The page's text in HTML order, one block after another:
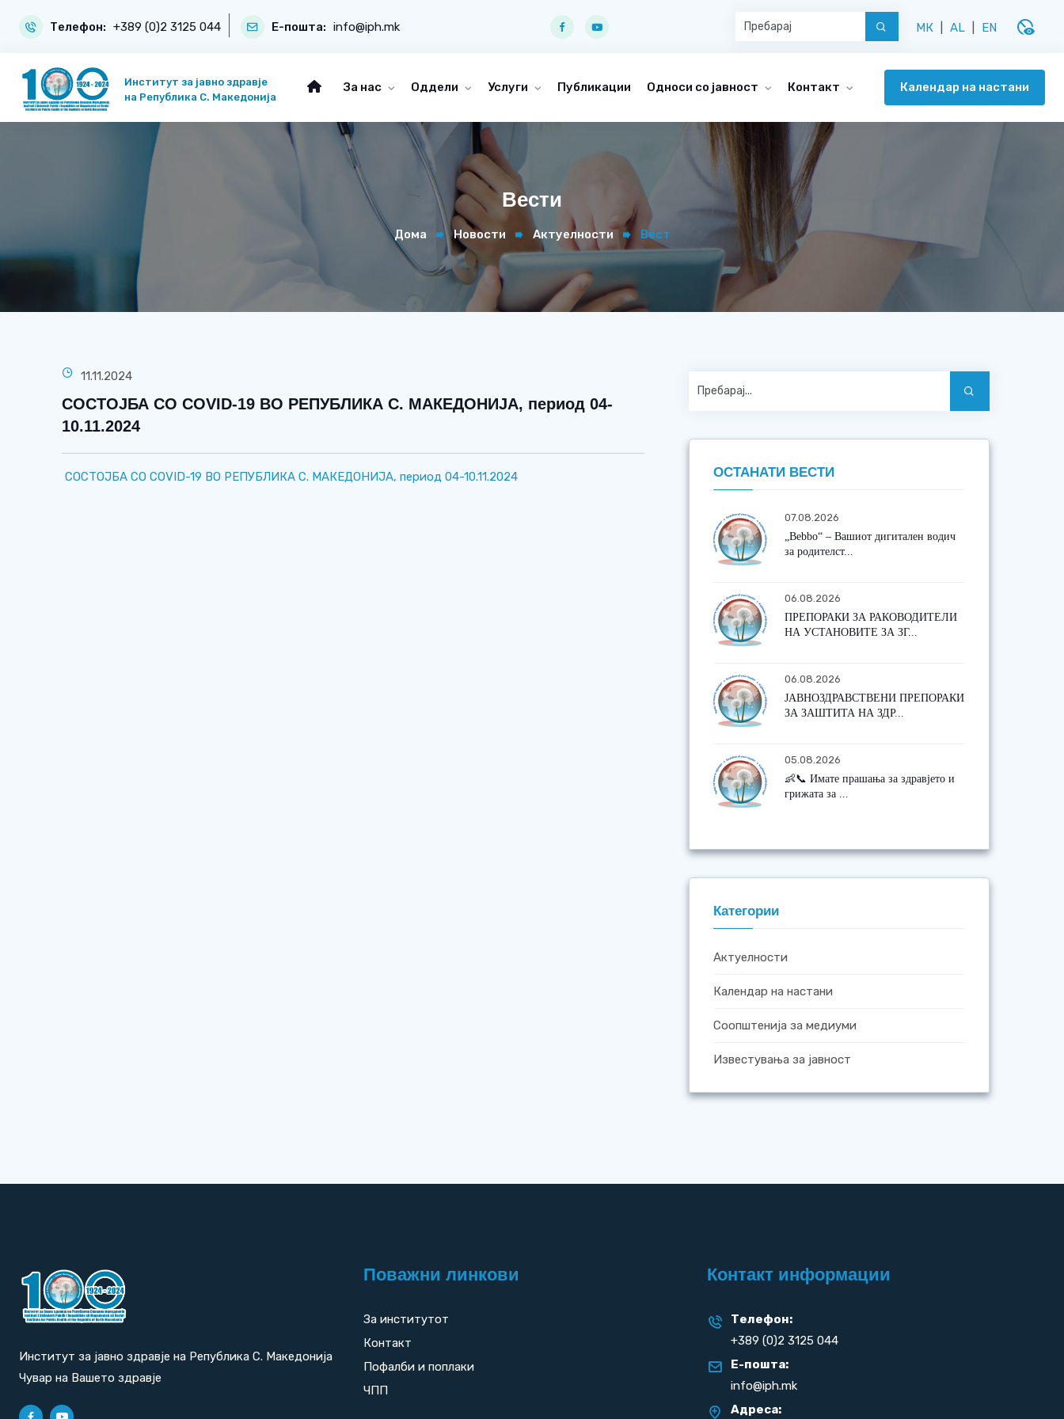
Телефон: +389 (0)2 3125 044 Е-пошта: info@iph.mk МК AL EN disabled_visible
Институт за јавно здравје
на Република С. Македонија
За нас Оддели Услуги Публикации Односи со јавност Контакт Календар на настани
Вести
Дома Новости Актуелности Вест
11.11.2024
СОСТОЈБА СО COVID-19 ВО РЕПУБЛИКА С. МАКЕДОНИЈА, период 04-
10.11.2024
СОСТОЈБА СО COVID-19 ВО РЕПУБЛИКА С. МАКЕДОНИЈА, период 04-10.11.2024 ОСТАНАТИ ВЕСТИ
07.08.2026
„Bebbo“ – Вашиот дигитален водич
за родителст...
06.08.2026
ПРЕПОРАКИ ЗА РАКОВОДИТЕЛИ
НА УСТАНОВИТЕ ЗА ЗГ...
06.08.2026
ЈАВНОЗДРАВСТВЕНИ ПРЕПОРАКИ
ЗА ЗАШТИТА НА ЗДР...
05.08.2026
👶📞 Имате прашања за здравјето и
грижата за ...
Категории
Актуелности
Календар на настани
Соопштенија за медиуми
Известувања за јавност
Институт за јавно здравје на Република С. Македонија
Чувар на Вашето здравје
Поважни линкови
За институтот
Контакт
Пофалби и поплаки
ЧПП
Контакт информации
Телефон:
+389 (0)2 3125 044
Е-пошта:
info@iph.mk
Адреса: